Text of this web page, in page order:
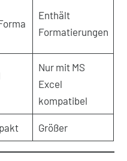
Enthält
Formatierungen
Nur mit MS
Excel
kompatibel
Größer